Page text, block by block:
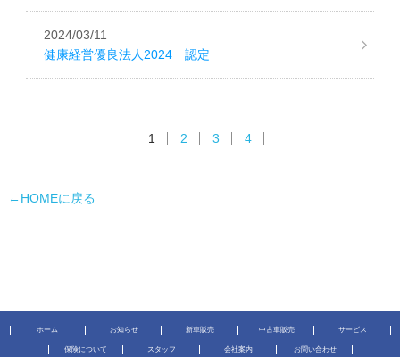
2024/03/11
健康経営優良法人2024 認定
1 2 3 4
←HOMEに戻る
ホーム お知らせ 新車販売 中古車販売 サービス
保険について スタッフ 会社案内 お問い合わせ